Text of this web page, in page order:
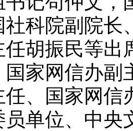
社科院副院长
任胡振民等出
国家网信办副
任、国家网信
员单位、中